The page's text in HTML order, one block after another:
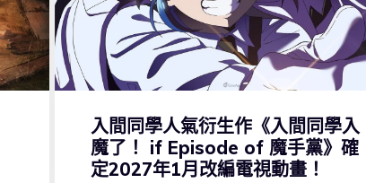
入間同學人氣衍生作《入間同學入
魔了！ if Episode of 魔手黨》確
定2027年1月改編電視動畫！